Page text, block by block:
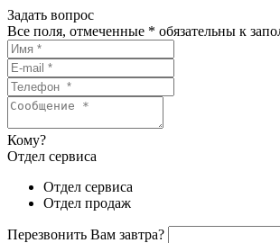
Задать вопрос
Все поля, отмеченные * обязательны к
Кому?
Отдел сервиса
Отдел сервиса
Отдел продаж
Перезвонить Вам завтра?